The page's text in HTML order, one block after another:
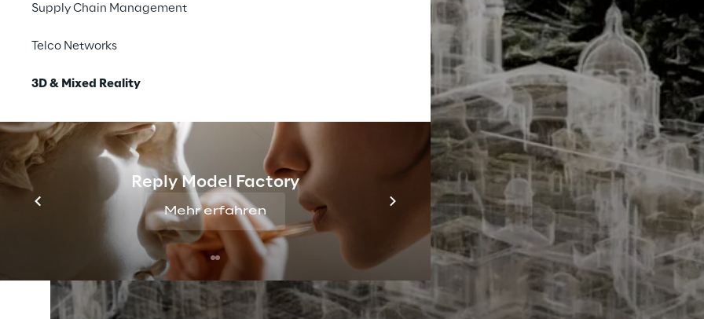
Supply Chain Management
Telco Networks
3D & Mixed Reality
Reply Model Factory
Mehr erfahren
Prebuilt AI
Mehr erfahren